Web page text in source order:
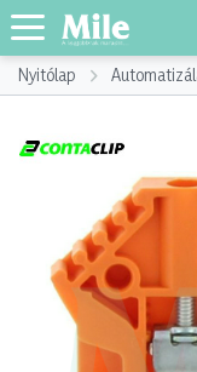
Nyitólap